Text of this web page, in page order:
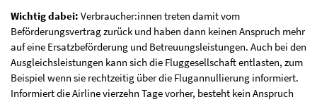
Wichtig dabei: Verbraucher:innen treten damit vom
Beförderungsvertrag zurück und haben dann keinen Anspruch mehr
auf eine Ersatzbeförderung und Betreuungsleistungen. Auch bei den
Ausgleichsleistungen kann sich die Fluggesellschaft entlasten, zum
Beispiel wenn sie rechtzeitig über die Flugannullierung informiert.
Informiert die Airline vierzehn Tage vorher, besteht kein Anspruch